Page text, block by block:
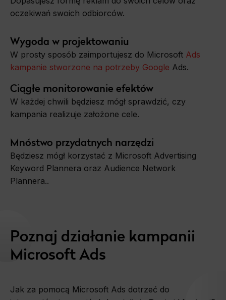
oczekiwań swoich odbiorców.
Wygoda w projektowaniu
W prosty sposób zaimportujesz do Microsoft Ads
kampanie stworzone na potrzeby Google Ads.
Ciągłe monitorowanie efektów
W każdej chwili będziesz mógł sprawdzić, czy
kampania realizuje założone cele.
Mnóstwo przydatnych narzędzi
Będziesz mógł korzystać z Microsoft Advertising
Keyword Plannera oraz Audience Network
Plannera..
Poznaj działanie kampanii
Microsoft Ads
Jak za pomocą Microsoft Ads dotrzeć do